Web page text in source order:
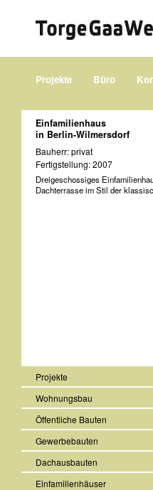
Projekte Büro
Einfamilienhaus
in Berlin-Wilmersdorf
Bauherr: privat
Fertigstellung: 2007
Dreigeschossiges
Dachterrasse im Stil der
Projekte
Wohnungsbau
Öffentliche Bauten
Gewerbebauten
Dachausbauten
Einfamilienhäuser